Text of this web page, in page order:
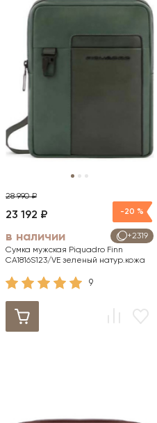
28 990 ₽
-20 %
+2319
23 192 ₽
в наличии
Сумка мужская Piquadro Finn
CA1816S123/VE зеленый натур.кожа
9